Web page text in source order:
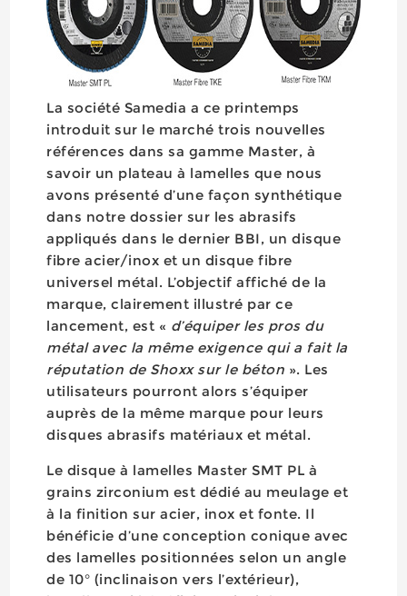
La société Samedia a ce printemps
introduit sur le marché trois nouvelles
références dans sa gamme Master, à
savoir un plateau à lamelles que nous
avons présenté d’une façon synthétique
dans notre dossier sur les abrasifs
appliqués dans le dernier BBI, un disque
fibre acier/inox et un disque fibre
universel métal. L’objectif affiché de la
marque, clairement illustré par ce
lancement, est « d’équiper les pros du
métal avec la même exigence qui a fait la
réputation de Shoxx sur le béton ». Les
utilisateurs pourront alors s’équiper
auprès de la même marque pour leurs
disques abrasifs matériaux et métal.
Le disque à lamelles Master SMT PL à
grains zirconium est dédié au meulage et
à la finition sur acier, inox et fonte. Il
bénéficie d’une conception conique avec
des lamelles positionnées selon un angle
de 10° (inclinaison vers l’extérieur),